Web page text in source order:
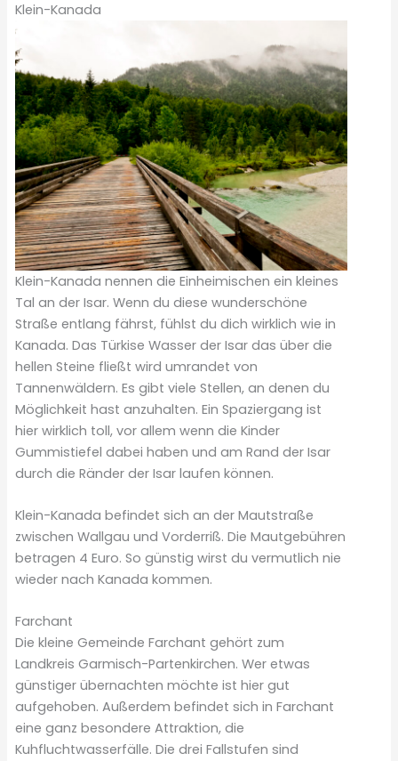
Klein-Kanada
Klein-Kanada nennen die Einheimischen ein kleines
Tal an der Isar. Wenn du diese wunderschöne
Straße entlang fährst, fühlst du dich wirklich wie in
Kanada. Das Türkise Wasser der Isar das über die
hellen Steine fließt wird umrandet von
Tannenwäldern. Es gibt viele Stellen, an denen du
Möglichkeit hast anzuhalten. Ein Spaziergang ist
hier wirklich toll, vor allem wenn die Kinder
Gummistiefel dabei haben und am Rand der Isar
durch die Ränder der Isar laufen können.
Klein-Kanada befindet sich an der Mautstraße
zwischen Wallgau und Vorderriß. Die Mautgebühren
betragen 4 Euro. So günstig wirst du vermutlich nie
wieder nach Kanada kommen.
Farchant
Die kleine Gemeinde Farchant gehört zum
Landkreis Garmisch-Partenkirchen. Wer etwas
günstiger übernachten möchte ist hier gut
aufgehoben. Außerdem befindet sich in Farchant
eine ganz besondere Attraktion, die
Kuhfluchtwasserfälle. Die drei Fallstufen sind